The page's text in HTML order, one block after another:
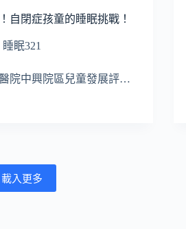
自閉症孩童的睡眠挑戰！
睡眠321
院中興院區兒童發展評…
載入更多